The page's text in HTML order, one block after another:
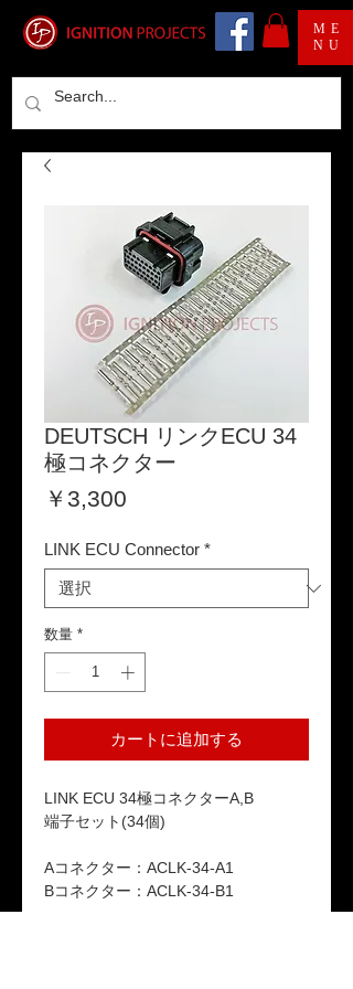
ME
NU
DEUTSCH リンクECU 34
極コネクター
￥3,300
LINK ECU Connector *
数量 *
カートに追加する
LINK ECU 34極コネクターA,B
端子セット(34個)
Aコネクター：ACLK-34-A1
Bコネクター：ACLK-34-B1